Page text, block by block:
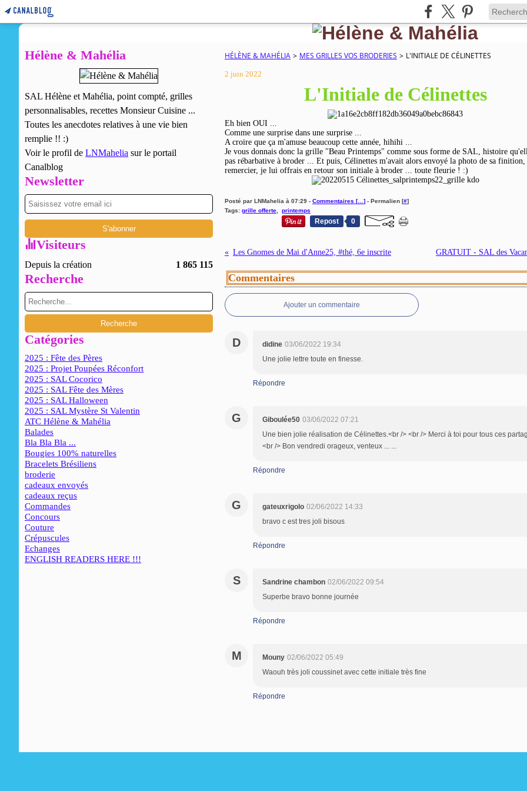
Hélène & Mahélia
SAL Hélène et Mahélia, point compté, grilles
personnalisables, recettes Monsieur Cuisine ...
Toutes les anecdotes relatives à une vie bien
remplie !! :)
Voir le profil de LNMahelia sur le portail
Canalblog
Newsletter
Visiteurs
Depuis la création 1 865 115
Recherche
Catégories
2025 : Fête des Pères
2025 : Projet Poupées Réconfort
2025 : SAL Cocorico
2025 : SAL Fête des Mères
2025 : SAL Halloween
2025 : SAL Mystère St Valentin
ATC Hélène & Mahélia
Balades
Bla Bla Bla ...
Bougies 100% naturelles
Bracelets Brésiliens
broderie
cadeaux envoyés
cadeaux reçus
Commandes
Concours
Couture
Crépuscules
Echanges
ENGLISH READERS HERE !!!
HÉLÈNE & MAHÉLIA > MES GRILLES VOS BRODERIES > L'INITIALE DE CÉLINETTES
2 juin 2022
L'Initiale de Célinettes
Eh bien OUI ...
Comme une surprise dans une surprise ...
A croire que ça m'amuse beaucoup cette année, hihihi ...
Je vous donnais donc la grille "Beau Printemps" comme sous forme de SAL, histoire
pas rébarbative à broder ... Et puis, Célinettes m'avait alors envoyé la photo de sa
remercier, je lui offrais en retour son initiale à broder ... toute fleurie ! :)
Posté par LNMahelia à 07:29 - Commentaires [… ] - Permalien [#]
Tags: grille offerte printemps
Repost 0
Les Gnomes de Mai d'Anne25, #thé, 6e inscrite GRATUIT - SAL des
Commentaires
Ajouter un commentaire
D didine 03/06/2022 19:34
Une jolie lettre toute en finesse.
Répondre
G Giboulée50 03/06/2022 07:21
Une bien jolie réalisation de Célinettes.<br /> <br /> Merci à toi pour tous ces
<br /> Bon vendredi orageux, venteux ... ...
Répondre
G gateuxrigolo 02/06/2022 14:33
bravo c est tres joli bisous
Répondre
S Sandrine chambon 02/06/2022 09:54
Superbe bravo bonne journée
Répondre
M Mouny 02/06/2022 05:49
Waouh très joli coussinet avec cette initiale très fine
Répondre